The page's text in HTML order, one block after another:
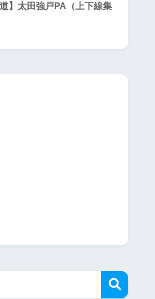
道】太田強戸PA（上下線集